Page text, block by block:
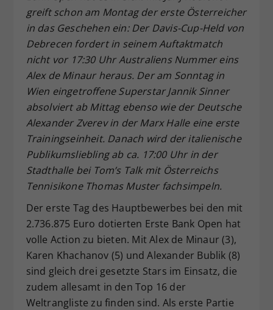
greift schon am Montag der erste Österreicher
in das Geschehen ein: Der Davis-Cup-Held von
Debrecen fordert in seinem Auftaktmatch
nicht vor 17:30 Uhr Australiens Nummer eins
Alex de Minaur heraus. Der am Sonntag in
Wien eingetroffene Superstar Jannik Sinner
absolviert ab Mittag ebenso wie der Deutsche
Alexander Zverev in der Marx Halle eine erste
Trainingseinheit. Danach wird der italienische
Publikumsliebling ab ca. 17:00 Uhr in der
Stadthalle bei Tom’s Talk mit Österreichs
Tennisikone Thomas Muster fachsimpeln.
Der erste Tag des Hauptbewerbes bei den mit
2.736.875 Euro dotierten Erste Bank Open hat
volle Action zu bieten. Mit Alex de Minaur (3),
Karen Khachanov (5) und Alexander Bublik (8)
sind gleich drei gesetzte Stars im Einsatz, die
zudem allesamt in den Top 16 der
Weltrangliste zu finden sind. Als erste Partie
Zweck
Dieser Wert speichert Ihre Consent-
Einstellungen. Unter anderem eine
zufällig generierte ID, für die
historische Speicherung Ihrer
Webseiten-Betreiber dies eingestellt
hat.